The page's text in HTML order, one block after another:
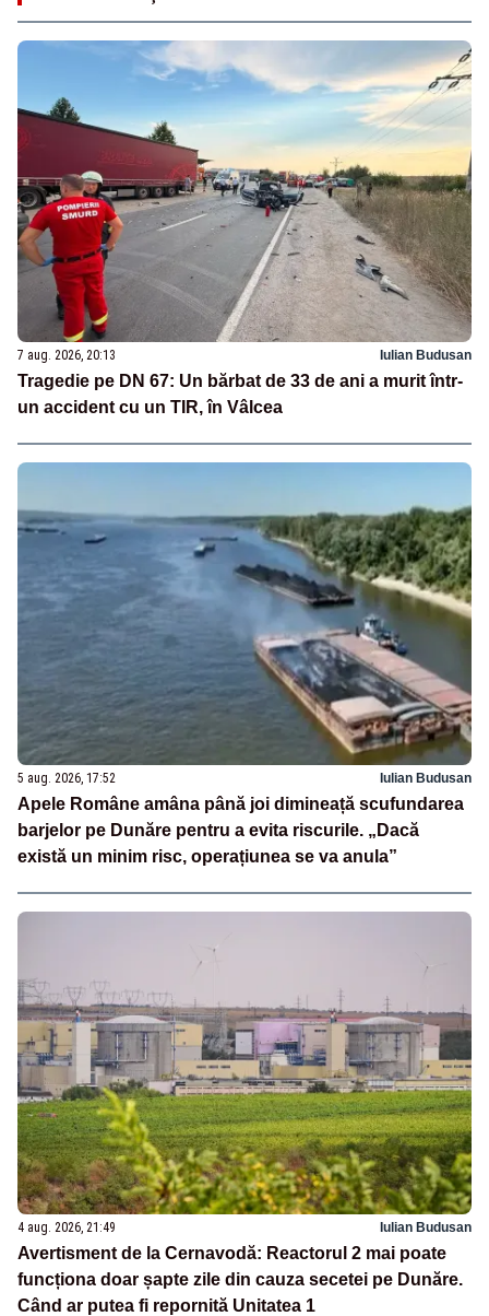
7 aug. 2026, 20:13 Iulian Budusan
Tragedie pe DN 67: Un bărbat de 33 de ani a murit într-
un accident cu un TIR, în Vâlcea
5 aug. 2026, 17:52 Iulian Budusan
Apele Române amâna până joi dimineață scufundarea
barjelor pe Dunăre pentru a evita riscurile. „Dacă
există un minim risc, operațiunea se va anula”
4 aug. 2026, 21:49 Iulian Budusan
Avertisment de la Cernavodă: Reactorul 2 mai poate
funcționa doar șapte zile din cauza secetei pe Dunăre.
Când ar putea fi repornită Unitatea 1